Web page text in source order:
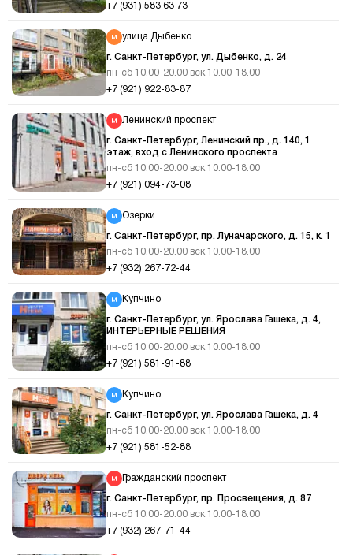
+7 (931) 583 63 73
улица Дыбенко
г. Санкт-Петербург, ул. Дыбенко, д. 24
пн-сб 10.00-20.00 вск 10.00-18.00
+7 (921) 922-83-87
Ленинский проспект
г. Санкт-Петербург, Ленинский пр., д. 140, 1
этаж, вход с Ленинского проспекта
пн-сб 10.00-20.00 вск 10.00-18.00
+7 (921) 094-73-08
Озерки
г. Санкт-Петербург, пр. Луначарского, д. 15, к. 1
пн-сб 10.00-20.00 вск 10.00-18.00
+7 (932) 267-72-44
Купчино
г. Санкт-Петербург, ул. Ярослава Гашека, д. 4,
ИНТЕРЬЕРНЫЕ РЕШЕНИЯ
пн-сб 10.00-20.00 вск 10.00-18.00
+7 (921) 581-91-88
Купчино
г. Санкт-Петербург, ул. Ярослава Гашека, д. 4
пн-сб 10.00-20.00 вск 10.00-18.00
+7 (921) 581-52-88
Гражданский проспект
г. Санкт-Петербург, пр. Просвещения, д. 87
пн-сб 10.00-20.00 вск 10.00-18.00
+7 (932) 267-71-44